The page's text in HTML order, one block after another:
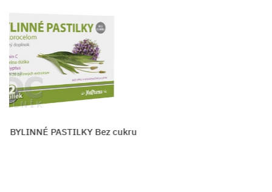
Slovakiapharm TUSIKOL